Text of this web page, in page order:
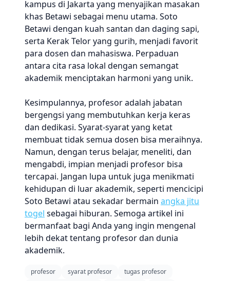
kampus di Jakarta yang menyajikan masakan
khas Betawi sebagai menu utama. Soto
Betawi dengan kuah santan dan daging sapi,
serta Kerak Telor yang gurih, menjadi favorit
para dosen dan mahasiswa. Perpaduan
antara cita rasa lokal dengan semangat
akademik menciptakan harmoni yang unik.
Kesimpulannya, profesor adalah jabatan
bergengsi yang membutuhkan kerja keras
dan dedikasi. Syarat-syarat yang ketat
membuat tidak semua dosen bisa meraihnya.
Namun, dengan terus belajar, meneliti, dan
mengabdi, impian menjadi profesor bisa
tercapai. Jangan lupa untuk juga menikmati
kehidupan di luar akademik, seperti mencicipi
Soto Betawi atau sekadar bermain angka jitu
togel sebagai hiburan. Semoga artikel ini
bermanfaat bagi Anda yang ingin mengenal
lebih dekat tentang profesor dan dunia
akademik.
profesor syarat profesor
tugas profesor